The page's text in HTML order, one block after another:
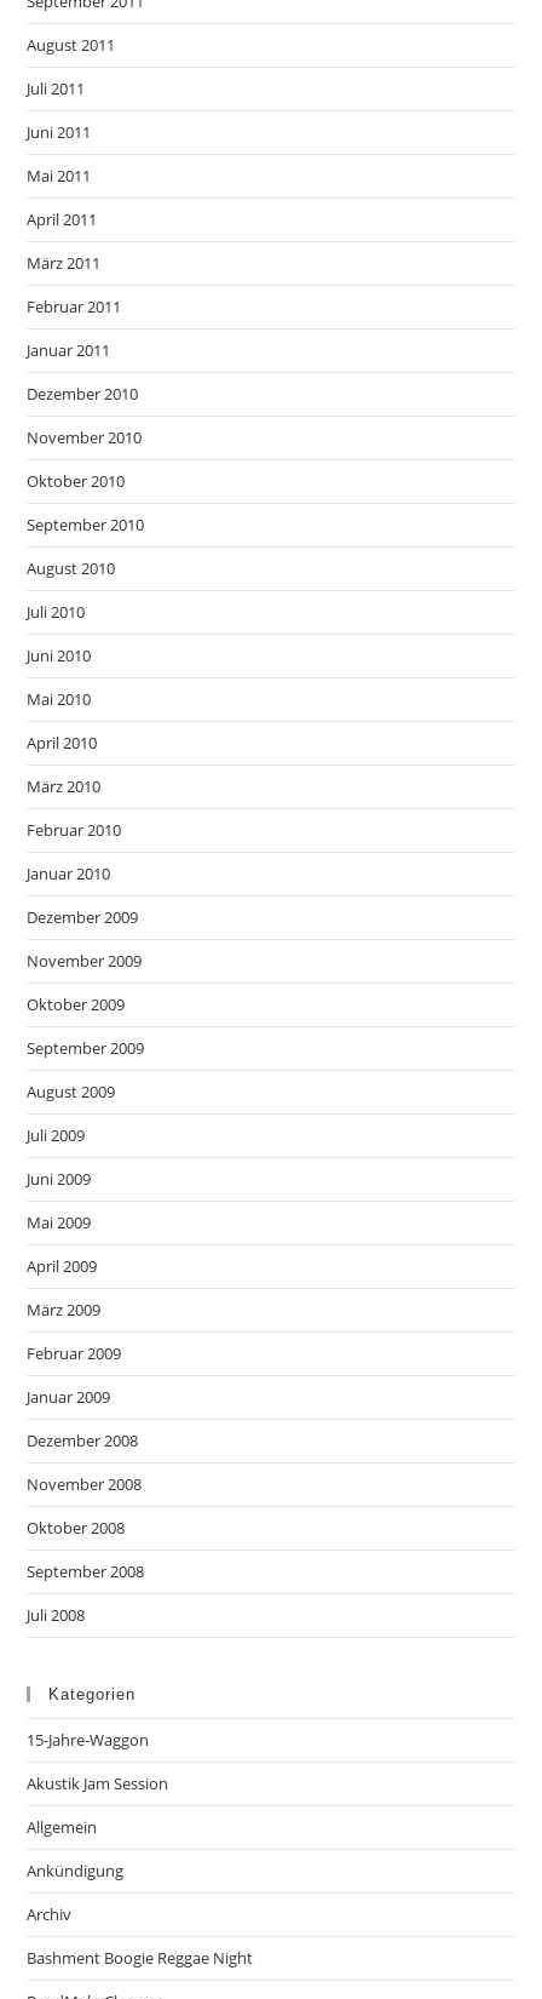
August 2011
Juli 2011
Juni 2011
Mai 2011
April 2011
März 2011
Februar 2011
Januar 2011
Dezember 2010
November 2010
Oktober 2010
September 2010
August 2010
Juli 2010
Juni 2010
Mai 2010
April 2010
März 2010
Februar 2010
Januar 2010
Dezember 2009
November 2009
Oktober 2009
September 2009
August 2009
Juli 2009
Juni 2009
Mai 2009
April 2009
März 2009
Februar 2009
Januar 2009
Dezember 2008
November 2008
Oktober 2008
September 2008
Juli 2008
Kategorien
15-Jahre-Waggon
Akustik Jam Session
Allgemein
Ankündigung
Archiv
Bashment Boogie Reggae Night